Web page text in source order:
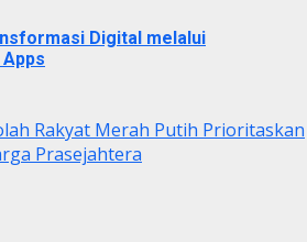
Digital melalui
Rakyat Merah Putih Prioritaskan
Prasejahtera